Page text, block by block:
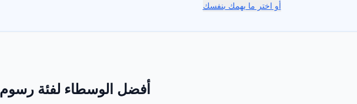
أو اختر ما يهمك بنفسك
أفضل الوسطاء لفئة